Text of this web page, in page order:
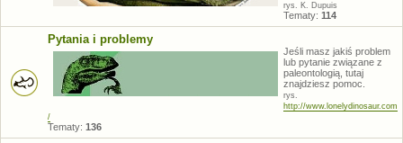
rys. K. Dupuis
Tematy: 114
Pytania i problemy
Jeśli masz jakiś problem
lub pytanie związane z
paleontologią, tutaj
znajdziesz pomoc.
rys.
http://www.lonelydinosaur.com
/
Tematy: 136